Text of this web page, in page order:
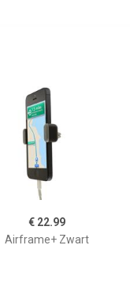
€ 22.99
Airframe+ Zwart